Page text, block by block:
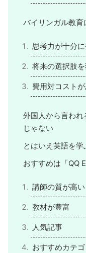
バイリンガル教
思考力が十分
将来の選択肢
費用対コスト
外国人から言わ
じゃない
とはいえ英語を
おすすめは「QQ
講師の質が高い
教材が豊富
人気記事
おすすめカテゴ